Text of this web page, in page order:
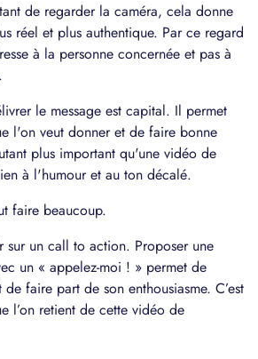
de regarder la caméra, cela donne
réel et plus authentique. Par ce regard
à la personne concernée et pas à
le message est capital. Il permet
l'on veut donner et de faire bonne
plus important qu'une vidéo de
à l'humour et au ton décalé.
faire beaucoup.
sur un call to action. Proposer une
un « appelez-moi ! » permet de
faire part de son enthousiasme. C’est
l’on retient de cette vidéo de